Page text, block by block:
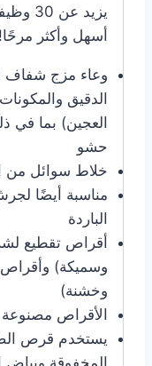
يزيد
أسهل وأكثر مرحًا!
العجين) بما في
حشو
خلاط سوائل من
مناسبة أيضًا
الباردة
أقراص تقطيع
وسميكة) وأقراص
وخشنة)
الأقراص مصنوعة
يستخدم قرص